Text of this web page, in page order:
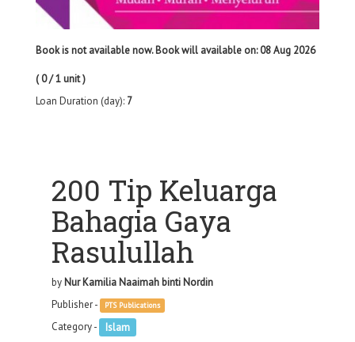
Book is not available now. Book will available on: 08 Aug 2026
( 0 / 1 unit )
Loan Duration (day): 7
200 Tip Keluarga
Bahagia Gaya
Rasulullah
by Nur Kamilia Naaimah binti Nordin
Publisher -
PTS Publications
Category - Islam